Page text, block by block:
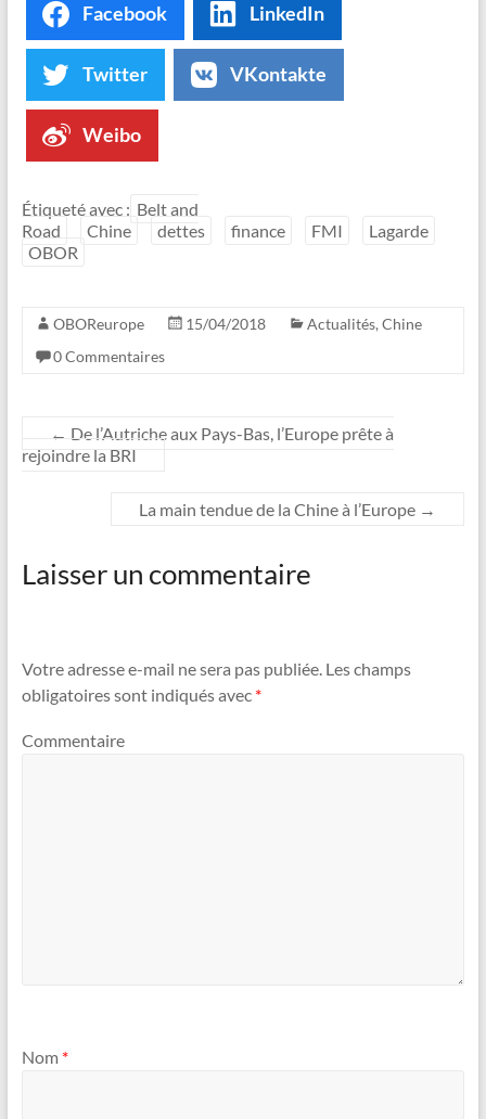
Facebook LinkedIn
Twitter VKontakte
Weibo
Étiqueté avec : Belt and
Road
Chine dettes finance FMI
Lagarde
OBOR
OBOReurope 15/04/2018 Actualités, Chine
0 Commentaires
← De l’Autriche aux Pays-Bas, l’Europe prête à
rejoindre la BRI
La main tendue de la Chine à l’Europe →
Laisser un commentaire
Votre adresse e-mail ne sera pas publiée.Les champs
obligatoires sont indiqués avec *
Commentaire
Nom *